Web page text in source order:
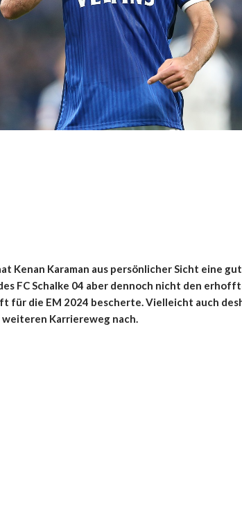
Kenan Karaman aus persönlicher Sicht eine
FC Schalke 04 aber dennoch nicht den
für die EM 2024 bescherte. Vielleicht auch
Karriereweg nach.